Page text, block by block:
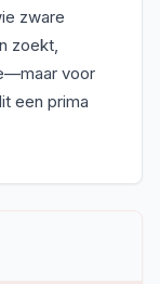
zware
zoekt,
voor
een prima